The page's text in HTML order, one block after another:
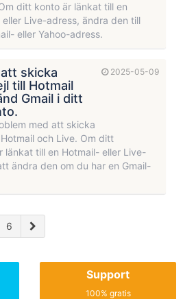
ditt konto är länkat till en
Live-adress, ändra den till
eller Yahoo-adress.
2025-05-09
skicka
till Hotmail
Gmail i ditt
med att skicka
och Live. Om ditt
länkat till en Hotmail- eller Live-
ändra den om du har en Gmail-
6
Support
100% gratis